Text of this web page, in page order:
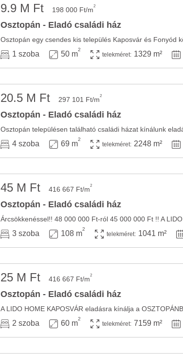
9.9 M Ft 198 000 Ft/m2
Osztopán - Eladó családi ház
1 szoba 50 m
2
telekméret: 1329 m²
20.5 M Ft 297 101 Ft/m2
Osztopán - Eladó családi ház
4 szoba 69 m
2
telekméret: 2248 m²
45 M Ft 416 667 Ft/m2
Osztopán - Eladó családi ház
3 szoba 108 m
2
telekméret: 1041 m²
25 M Ft 416 667 Ft/m2
Osztopán - Eladó családi ház
2 szoba 60 m
2
telekméret: 7159 m²